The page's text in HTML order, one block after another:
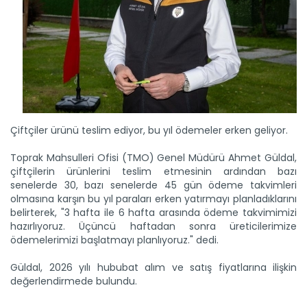
Çiftçiler ürünü teslim ediyor, bu yıl ödemeler erken geliyor.
Toprak Mahsulleri Ofisi (TMO) Genel Müdürü Ahmet Güldal,
çiftçilerin ürünlerini teslim etmesinin ardından bazı
senelerde 30, bazı senelerde 45 gün ödeme takvimleri
olmasına karşın bu yıl paraları erken yatırmayı planladıklarını
belirterek, "3 hafta ile 6 hafta arasında ödeme takvimimizi
hazırlıyoruz. Üçüncü haftadan sonra üreticilerimize
ödemelerimizi başlatmayı planlıyoruz." dedi.
Güldal, 2026 yılı hububat alım ve satış fiyatlarına ilişkin
değerlendirmede bulundu.